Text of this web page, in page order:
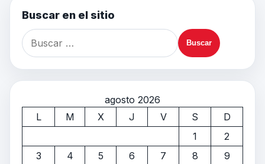
Buscar en el sitio
agosto 2026
L
M X J V S
D
1
2
3
4 5 6 7 8
9